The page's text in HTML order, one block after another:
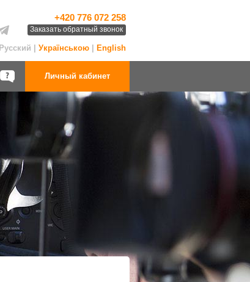
+420 776 072 258
Заказать обратный звонок
Русский | Українською| English
Личный кабинет